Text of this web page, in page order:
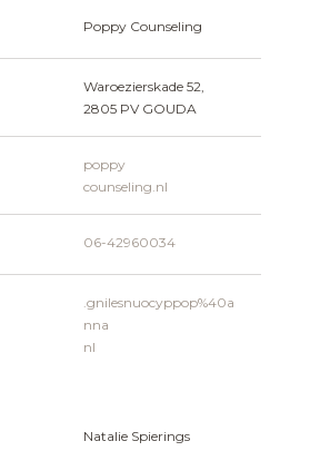
Poppy Counseling
Waroezierskade 52,
2805 PV GOUDA
poppy
counseling.nl
06-42960034
.gnilesnuocyppop%40a
nna
nl
Natalie Spierings